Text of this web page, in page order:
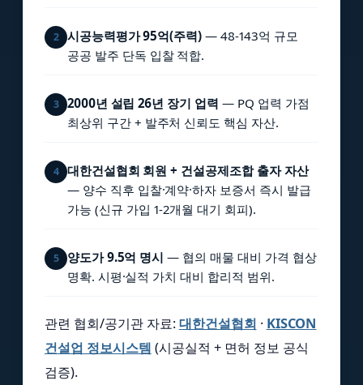
2 시공능력평가 95억(주력)— 48-143억 규모
공공 발주 단독 입찰 적합.
3 2000년 설립 26년 장기 업력 — PQ 업력 가점
최상위 구간 + 발주처 신뢰도 핵심 자산.
4
대한건설협회 회원 + 건설공제조합 출자 자산
— 양수 직후 입찰·계약·하자 보증서 즉시 발급
가능 (신규 가입 1-2개월 대기 회피).
5 양도가 9.5억 명시 — 협의 매물 대비 가격 협상
명확. 시평·실적 가치 대비 합리적 범위.
관련 협회/공기관 자료:대한건설협회 · KISCON
건설업 정보시스템 (시공실적 + 면허 정보 공식
검증).